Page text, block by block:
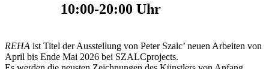
10:00-20:00 Uhr
REHA ist Titel der Ausstellung von Peter Szalc’ neuen Arbeiten von
April bis Ende Mai 2026 bei SZALCprojects.